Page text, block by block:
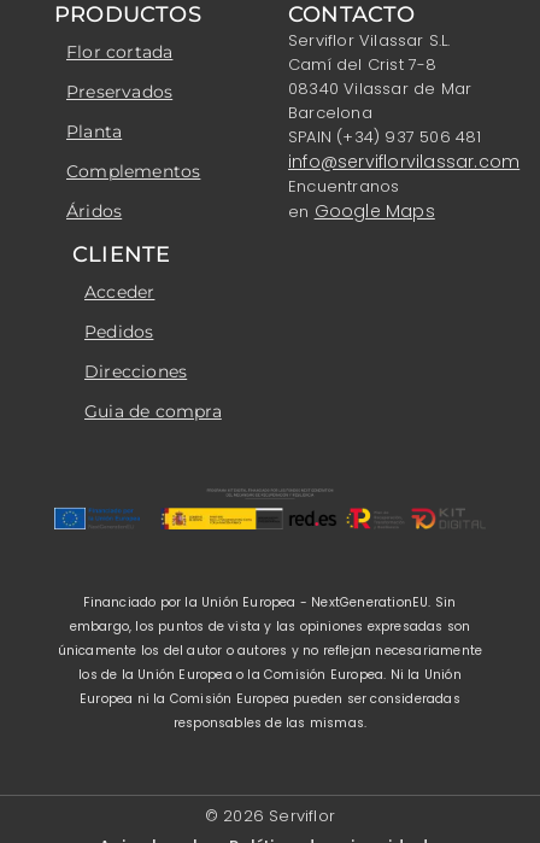
PRODUCTOS
Flor cortada
Preservados
Planta
Complementos
Áridos
CONTACTO
Serviflor Vilassar S.L.
Camí del Crist 7-8
08340 Vilassar de Mar
Barcelona
SPAIN (+34) 937 506 481
info@serviflorvilassar.com
Encuentranos
en Google Maps
CLIENTE
Acceder
Pedidos
Direcciones
Guia de compra
Financiado por la Unión Europea - NextGenerationEU. Sin
embargo, los puntos de vista y las opiniones expresadas son
únicamente los del autor o autores y no reflejan necesariamente
los de la Unión Europea o la Comisión Europea. Ni la Unión
Europea ni la Comisión Europea pueden ser consideradas
responsables de las mismas.
© 2026 Serviflor